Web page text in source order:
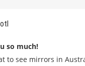
so much!
to see mirrors in